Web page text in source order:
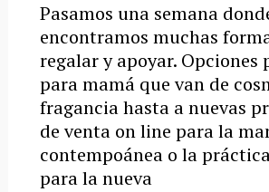
Pasamos una semana
encontramos muchas
regalar y apoyar. Opciones
para mamá que van de
fragancia hasta a nuevas
de venta on line para la
contempoánea o la
para la nueva